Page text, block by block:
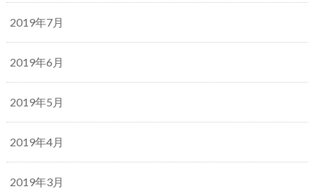
2019年7月
2019年6月
2019年5月
2019年4月
2019年3月